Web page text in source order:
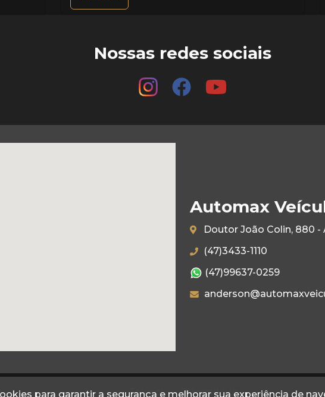
para garantir a segurança e melhorar sua experiência de
Nossas redes sociais
Automax
Doutor João Colin, 880 -
(47)3433-1110
(47)99637-0259
Termos Privacidade